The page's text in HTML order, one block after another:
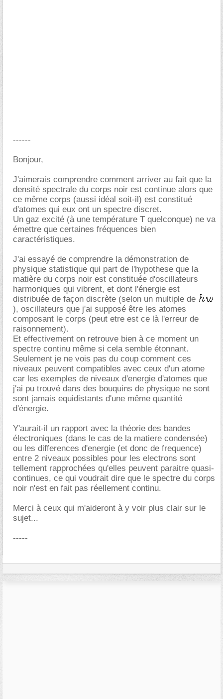
------
Bonjour,
J'aimerais comprendre comment arriver au fait que la
densité spectrale du corps noir est continue alors que
ce même corps (aussi idéal soit-il) est constitué
d'atomes qui eux ont un spectre discret.
Un gaz excité (à une température T quelconque) ne va
émettre que certaines fréquences bien
caractéristiques.
J'ai essayé de comprendre la démonstration de
physique statistique qui part de l'hypothese que la
matière du corps noir est constituée d'oscillateurs
harmoniques qui vibrent, et dont l'énergie est
distribuée de façon discrète (selon un multiple de
), oscillateurs que j'ai supposé être les atomes
composant le corps (peut etre est ce là l'erreur de
raisonnement).
Et effectivement on retrouve bien à ce moment un
spectre continu même si cela semble étonnant.
Seulement je ne vois pas du coup comment ces
niveaux peuvent compatibles avec ceux d'un atome
car les exemples de niveaux d'energie d'atomes que
j'ai pu trouvé dans des bouquins de physique ne sont
sont jamais equidistants d'une même quantité
d'énergie.
Y'aurait-il un rapport avec la théorie des bandes
électroniques (dans le cas de la matiere condensée)
ou les differences d'energie (et donc de frequence)
entre 2 niveaux possibles pour les electrons sont
tellement rapprochées qu'elles peuvent paraitre quasi-
continues, ce qui voudrait dire que le spectre du corps
noir n'est en fait pas réellement continu.
Merci à ceux qui m'aideront à y voir plus clair sur le
sujet...
-----